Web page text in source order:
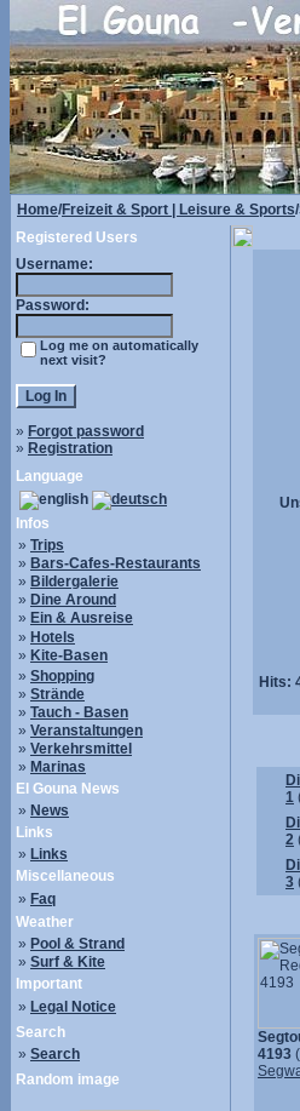
Home/Freizeit & Sport | Leisure & Sports
Registered Users
Username:
Password:
Log me on automatically
next visit?
» Forgot password
» Registration
Language
Infos
» Trips
» Bars-Cafes-Restaurants
» Bildergalerie
» Dine Around
» Ein & Ausreise
» Hotels
» Kite-Basen
» Shopping
» Strände
» Tauch - Basen
» Veranstaltungen
» Verkehrsmittel
» Marinas
El Gouna News
» News
Links
» Links
Miscellaneous
» Faq
Weather
» Pool & Strand
» Surf & Kite
Important
» Legal Notice
Search
» Search
Random image
Hits:
1
2
3
4193 (